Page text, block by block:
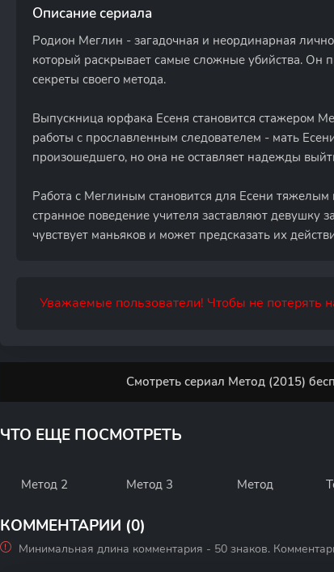
Описание сериала
Родион Меглин - загадочная и неординарная
который раскрывает самые сложные убийства. Он
секреты своего метода.
Выпускница юрфака Есеня становится стажером
работы с прославленным следователем - мать
произошедшего, но она не оставляет надежды
Работа с Меглиным становится для Есени
странное поведение учителя заставляют девушку
чувствует маньяков и может предсказать их
Уважаемые пользователи! Чтобы не потерять
Смотреть сериал Метод (2015)
ЧТО ЕЩЕ ПОСМОТРЕТЬ
Метод 2 Метод 3 Метод
КОММЕНТАРИИ (0)
Минимальная длина комментария - 50 знаков.